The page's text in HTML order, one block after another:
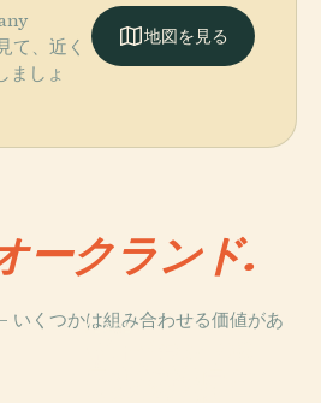
て、近く
ましょ
地図を見る
ークランド.
いくつかは組み合わせる価値があ
PLACE
PLACE